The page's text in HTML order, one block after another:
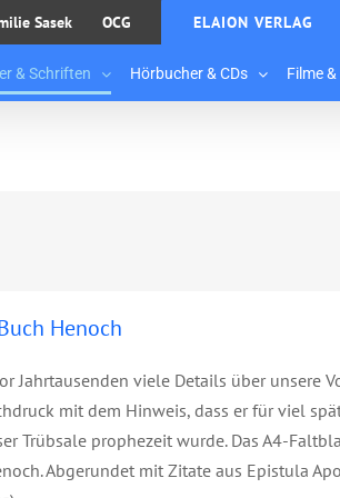
Sasek OCG ELAION VERLAG
& Schriften Hörbucher & CDs Filme &
Henoch
Jahrtausenden viele Details über unsere
mit dem Hinweis, dass er für viel
Trübsale prophezeit wurde. Das A4-
Abgerundet mit Zitate aus Epistula